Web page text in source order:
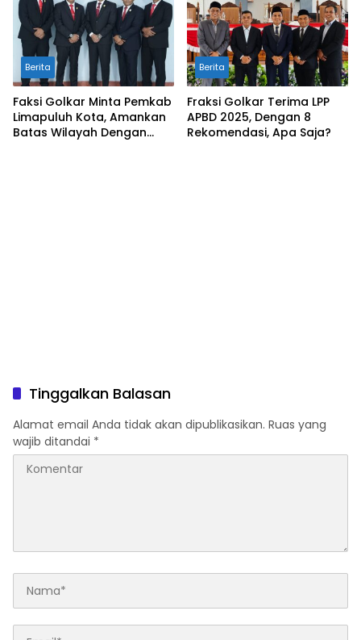
Berita
Faksi Golkar Minta Pemkab
Limapuluh Kota, Amankan
Batas Wilayah Dengan
Berita
Fraksi Golkar Terima LPP
APBD 2025, Dengan 8
Rekomendasi, Apa Saja?
Tinggalkan Balasan
Alamat email Anda tidak akan dipublikasikan. Ruas yang
wajib ditandai *